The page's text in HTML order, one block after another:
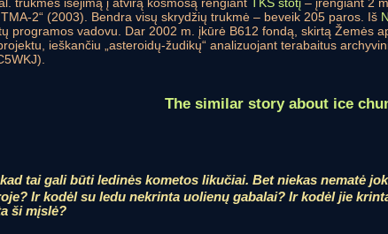
2“ (2003). Bendra visų skrydžių trukmė – beveik 205 paros. Iš
programos vadovu. Dar 2002 m. įkūrė B612 fondą, skirtą Žemės
ieškančiu „asteroidų-žudikų“ analizuojant terabaitus
The similar story about ice
tai gali būti ledinės kometos likučiai. Bet niekas nematė
Ir kodėl su ledu nekrinta uolienų gabalai? Ir kodėl jie
ši mįslė?